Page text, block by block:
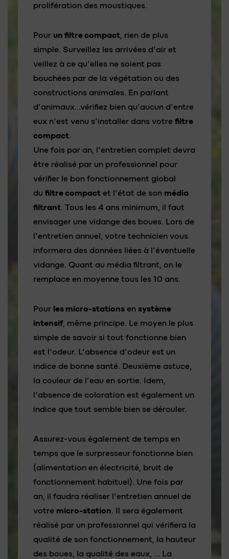
prolifération des moustiques.
Pour un filtre compact, rien de plus
simple. Surveillez les arrivées d’air et
veillez à ce qu’elles ne soient pas
bouchées par de la végétation ou des
constructions animales. En parlant
d’animaux…vérifiez bien qu’aucun d’entre
eux n’est venu s’installer dans votre filtre
compact.
Une fois par an, l’entretien complet devra
être réalisé par un professionnel pour
vérifier le bon fonctionnement global
du filtre compact et l’état de son média
filtrant. Tous les 4 ans minimum, il faut
envisager une vidange des boues. Lors de
l’entretien annuel, votre technicien vous
informera des données liées à l’éventuelle
vidange. Quant au média filtrant, on le
remplace en moyenne tous les 10 ans.
Pour les micro-stations en système
intensif, même principe. Le moyen le plus
simple de savoir si tout fonctionne bien
est l’odeur. L’absence d’odeur est un
indice de bonne santé. Deuxième astuce,
la couleur de l’eau en sortie. Idem,
l’absence de coloration est également un
indice que tout semble bien se dérouler.
Assurez-vous également de temps en
temps que le surpresseur fonctionne bien
(alimentation en électricité, bruit de
fonctionnement habituel). Une fois par
an, il faudra réaliser l’entretien annuel de
votre micro-station. Il sera également
réalisé par un professionnel qui vérifiera la
qualité de son fonctionnement, la hauteur
des boues, la qualité des eaux, … La